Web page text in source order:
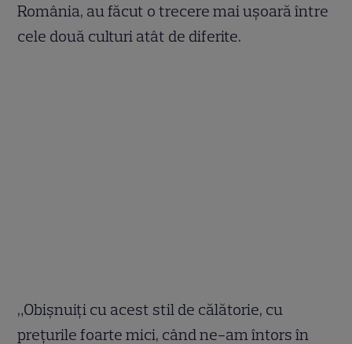
România, au făcut o trecere mai uşoară între
cele două culturi atât de diferite.
„Obişnuiţi cu acest stil de călătorie, cu
preţurile foarte mici, când ne-am întors în